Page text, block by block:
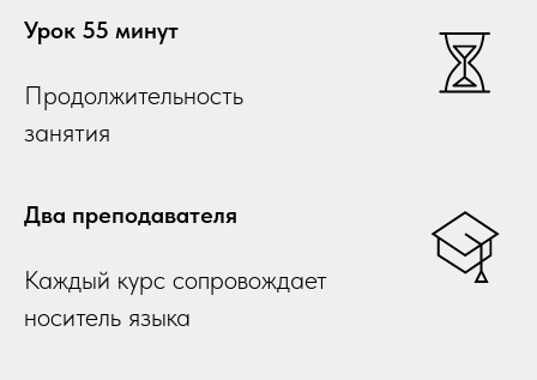
Урок 55 минут
Продолжительность
занятия
Два преподавателя
Каждый курс сопровождает
носитель языка